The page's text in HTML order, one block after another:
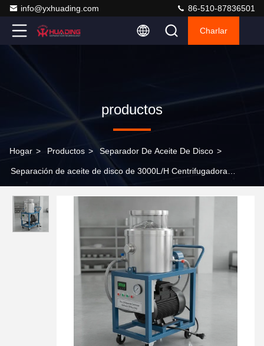
info@yxhuading.com 86-510-87836501
Charlar
productos
Hogar > Productos > Separador De Aceite De Disco >
Separación de aceite de disco de 3000L/H Centrifugadora
del carrito